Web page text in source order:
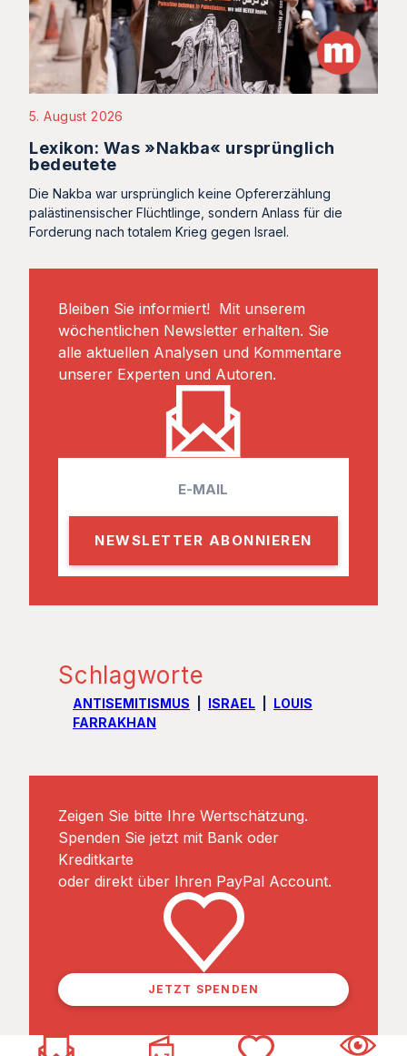
5. August 2026
Lexikon: Was »Nakba« ursprünglich
bedeutete
Die Nakba war ursprünglich keine Opfererzählung
palästinensischer Flüchtlinge, sondern Anlass für die
Forderung nach totalem Krieg gegen Israel.
Bleiben Sie informiert! Mit unserem
wöchentlichen Newsletter erhalten. Sie
alle aktuellen Analysen und Kommentare
unserer Experten und Autoren.
a
l
Schlagworte
ANTISEMITISMUS ISRAEL
LOUIS
FARRAKHAN
Zeigen Sie bitte Ihre Wertschätzung.
Spenden Sie jetzt mit Bank oder
Kreditkarte
oder direkt über Ihren PayPal Account.
JETZT SPENDEN